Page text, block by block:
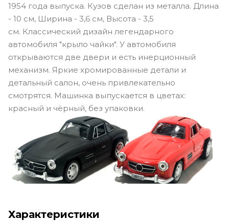
1954 года выпуска. Кузов сделан из металла. Длина
- 10 см, Ширина - 3,6 см, Высота - 3,5
см. Классический дизайн легендарного
автомобиля "крыло чайки". У автомобиля
открываются две двери и есть инерционный
механизм. Яркие хромированные детали и
детальный салон, очень привлекательно
смотрятся. Машинка выпускается в цветах:
красный и чёрный, без упаковки.
Характеристики